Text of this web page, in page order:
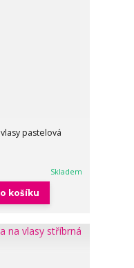
pastelová
Skladem
košíku